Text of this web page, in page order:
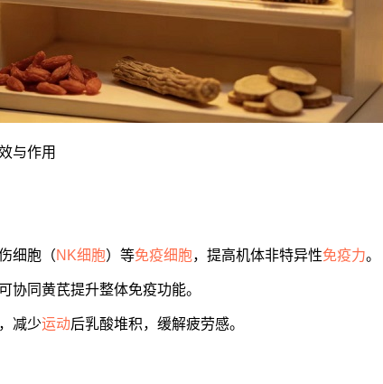
与作用
细胞（NK细胞）等免疫细胞，提高机体非特异性免疫力。
协同黄芪提升整体免疫功能。
减少运动后乳酸堆积，缓解疲劳感。